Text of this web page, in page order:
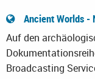
Ancient Worlds -
Auf den
Broadcasting